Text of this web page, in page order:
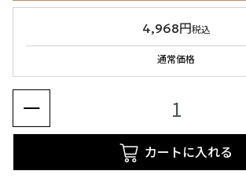
4,968円税込
通常価格
カートに入れる